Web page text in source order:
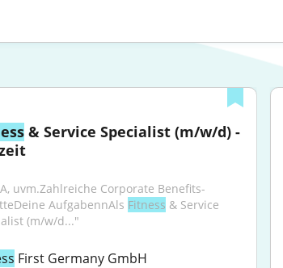
& Service Specialist (m/w/d) -
uvm.Zahlreiche Corporate Benefits-
AufgabennAls Fitness & Service
(m/w/d..."
First Germany GmbH